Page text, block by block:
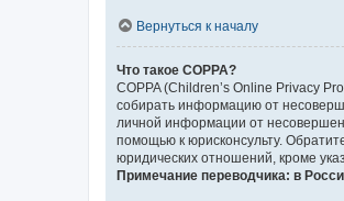
Вернуться к началу
Что такое COPPA?
COPPA (Children’s Online Privacy
собирать информацию от
личной информации от
помощью к юрисконсульту.
юридических отношений, кроме
Примечание переводчика: в